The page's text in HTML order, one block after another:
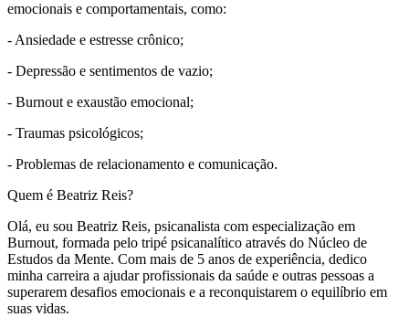
emocionais e comportamentais, como:
- Ansiedade e estresse crônico;
- Depressão e sentimentos de vazio;
- Burnout e exaustão emocional;
- Traumas psicológicos;
- Problemas de relacionamento e comunicação.
Quem é Beatriz Reis?
Olá, eu sou Beatriz Reis, psicanalista com especialização em
Burnout, formada pelo tripé psicanalítico através do Núcleo de
Estudos da Mente. Com mais de 5 anos de experiência, dedico
minha carreira a ajudar profissionais da saúde e outras pessoas a
superarem desafios emocionais e a reconquistarem o equilíbrio em
suas vidas.